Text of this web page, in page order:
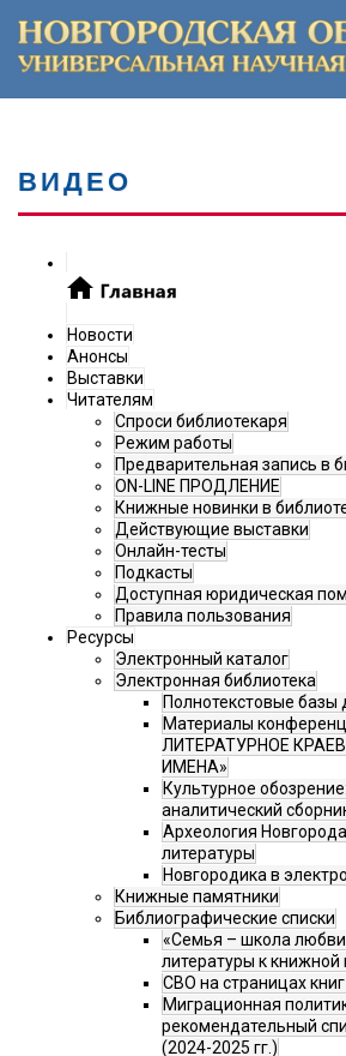
ВИДЕО
Новости
Анонсы
Выставки
Читателям
Спроси библиотекаря
Режим работы
Предварительная запись в
ON-LINE ПРОДЛЕНИЕ
Книжные новинки в
Действующие выставки
Онлайн-тесты
Подкасты
Доступная юридическая
Правила пользования
Ресурсы
Электронный каталог
Электронная библиотека
Полнотекстовые базы
Материалы
ЛИТЕРАТУРНОЕ
ИМЕНА»
Культурное
аналитический
Археология
литературы
Новгородика в
Книжные памятники
Библиографические списки
«Семья – школа любви
литературы к книжной
СВО на страницах
Миграционная
рекомендательный
(2024-2025 гг.)